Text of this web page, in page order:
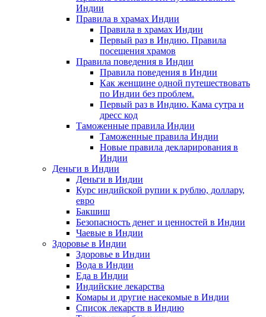
Индии
Правила в храмах Индии
Правила в храмах Индии
Первый раз в Индию. Правила
посещения храмов
Правила поведения в Индии
Правила поведения в Индии
Как женщине одной путешествовать
по Индии без проблем.
Первый раз в Индию. Кама сутра и
дресс код
Таможенные правила Индии
Таможенные правила Индии
Новые правила декларирования в
Индии
Деньги в Индии
Деньги в Индии
Курс индийской рупии к рублю, доллару,
евро
Бакшиш
Безопасность денег и ценностей в Индии
Чаевые в Индии
Здоровье в Индии
Здоровье в Индии
Вода в Индии
Еда в Индии
Индийские лекарства
Комары и другие насекомые в Индии
Список лекарств в Индию